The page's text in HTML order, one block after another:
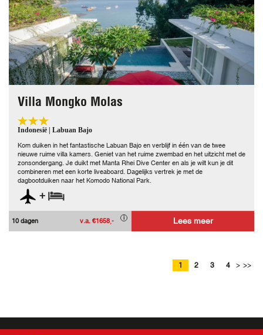
Villa Mongko Molas
Indonesië | Labuan Bajo
Kom duiken in het fantastische Labuan Bajo en verblijf in één van de twee
nieuwe ruime villa kamers. Geniet van het ruime zwembad en het uitzicht met de
zonsondergang. Je duikt met Manta Rhei Dive Center en als je wilt kun je dit
combineren met een korte liveaboard. Dagelijks vertrek je met de
dagbootduiken naar het Komodo National Park.
+
10 dagen v.a. €1658,- Lees meer
1 2 3 4 > >>